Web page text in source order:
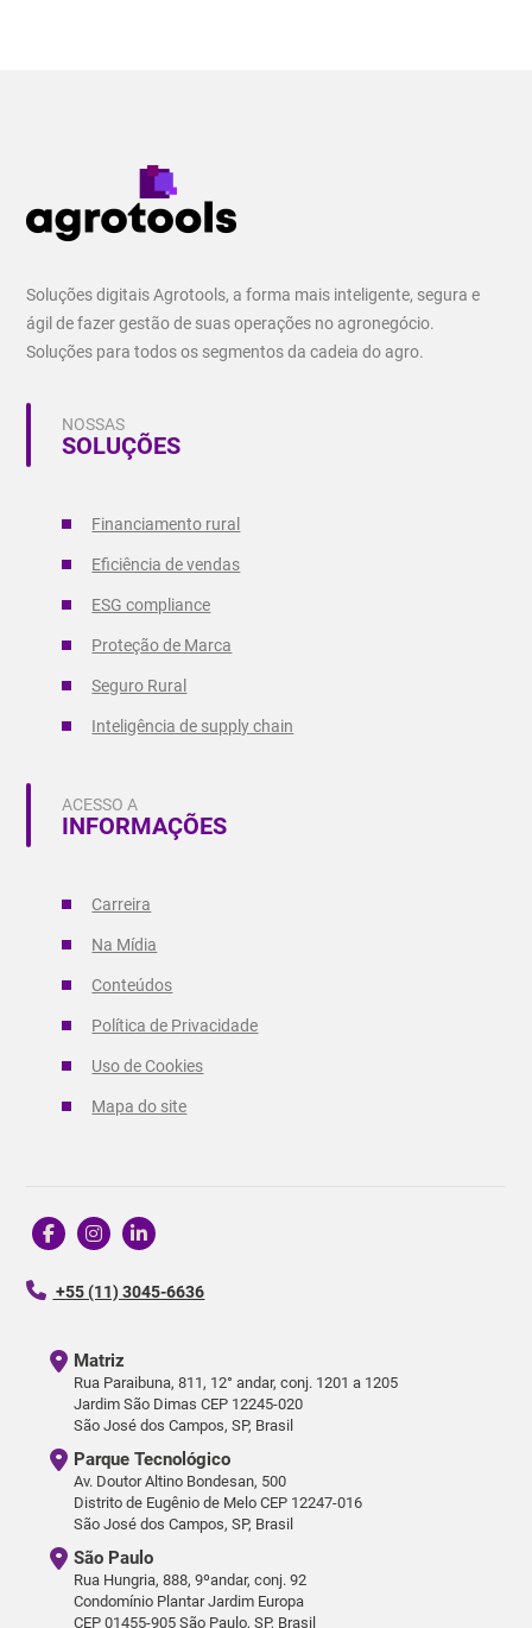
Soluções digitais Agrotools, a forma mais inteligente, segura e
ágil de fazer gestão de suas operações no agronegócio.
Soluções para todos os segmentos da cadeia do agro.
NOSSAS
SOLUÇÕES
Financiamento rural
Eficiência de vendas
ESG compliance
Proteção de Marca
Seguro Rural
Inteligência de supply chain
ACESSO A
INFORMAÇÕES
Carreira
Na Mídia
Conteúdos
Política de Privacidade
Uso de Cookies
Mapa do site
+55 (11) 3045-6636
Matriz
Rua Paraibuna, 811, 12° andar, conj. 1201 a 1205
Jardim São Dimas CEP 12245-020
São José dos Campos, SP, Brasil
São Paulo
Rua Hungria, 888, 9ºandar, conj. 92
Condomínio Plantar Jardim Europa
CEP 01455-905 São Paulo, SP, Brasil
Parque Tecnológico
Av. Doutor Altino Bondesan, 500
Distrito de Eugênio de Melo CEP 12247-016
São José dos Campos, SP, Brasil